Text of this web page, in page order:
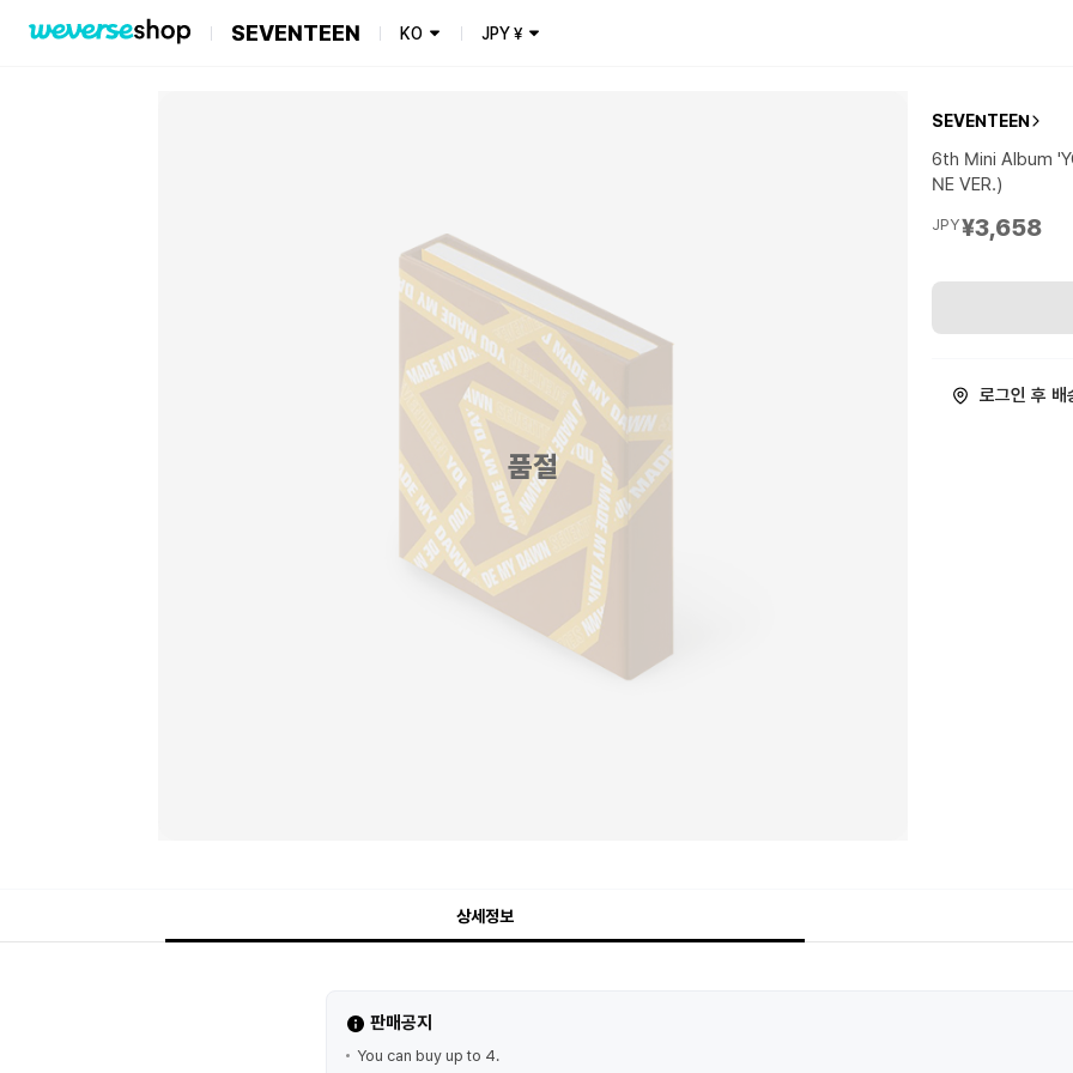
SEVENTEEN KO JPY¥
품절
SEVENTEEN
6th Mini Album
NE VER.)
JPY¥3,658
로그인 후 배
상세정보
판매공지
You can buy up to 4.